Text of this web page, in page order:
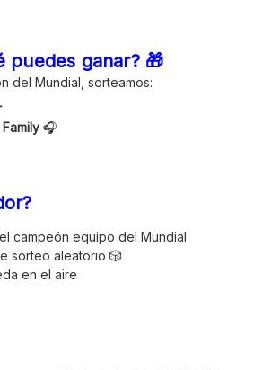
puedes ganar? 🎁
del Mundial, sorteamos:
🎧
campeón equipo del Mundial
sorteo aleatorio 🎲
en el aire